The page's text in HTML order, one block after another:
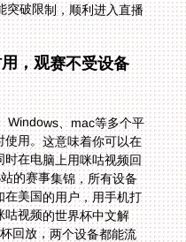
，观赛不受设备
Windows、mac等多个平
同时使用。这意味着你可以在
，同时在电脑上用咪咕视频回
上刷B站的赛事集锦，所有设备
比如在美国的用户，用手机打
咕视频的世界杯中文解
欧洲杯回放，两个设备都能流